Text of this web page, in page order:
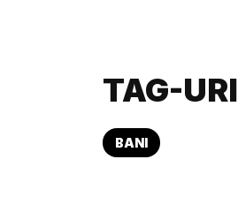
TAG-URI
BANI